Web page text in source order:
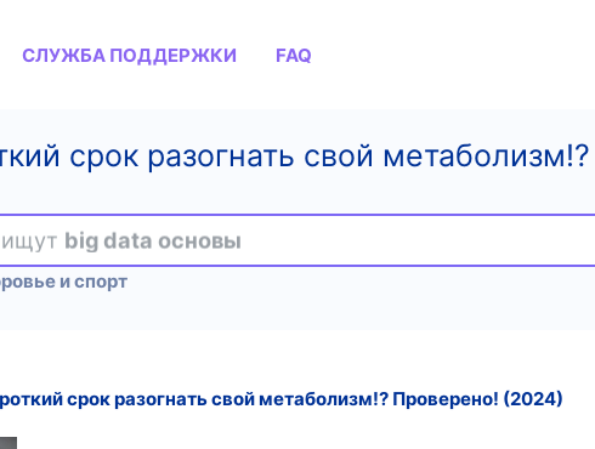
СЛУЖБА ПОДДЕРЖКИ FAQ
срок разогнать свой
ищут big data основы
и спорт
срок разогнать свой метаболизм!? Проверено! (2024)